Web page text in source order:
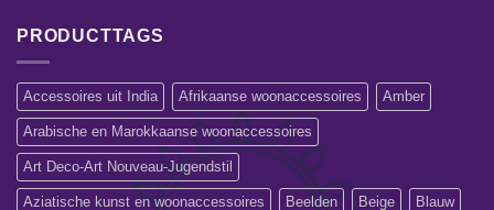
PRODUCTTAGS
Accessoires uit India Afrikaanse woonaccessoires Amber
Arabische en Marokkaanse woonaccessoires
Art Deco-Art Nouveau-Jugendstil
Aziatische kunst en woonaccessoires Beelden Beige Blauw